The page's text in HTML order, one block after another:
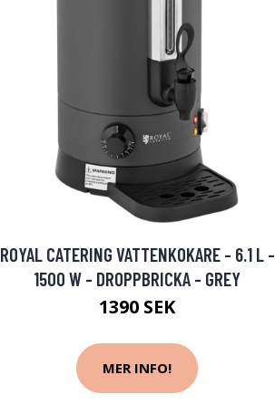
ROYAL CATERING VATTENKOKARE - 6.1 L -
1500 W - DROPPBRICKA - GREY
1390 SEK
MER INFO!